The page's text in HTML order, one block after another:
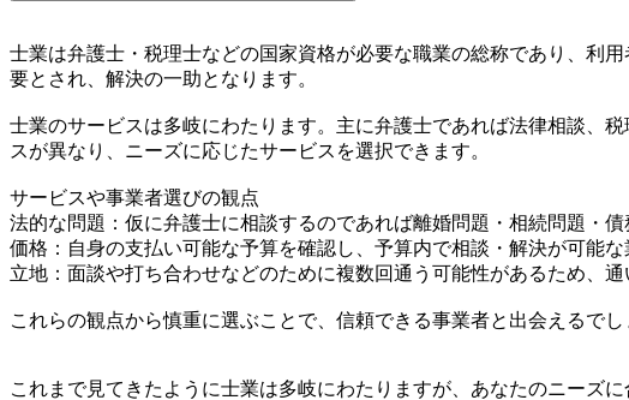
士業は弁護士・税理士などの国家資格が必要な職業の総称であり、利
要とされ、解決の一助となります。
士業のサービスは多岐にわたります。主に弁護士であれば法律相談、
スが異なり、ニーズに応じたサービスを選択できます。
サービスや事業者選びの観点
法的な問題：仮に弁護士に相談するのであれば離婚問題・相続問題・
価格：自身の支払い可能な予算を確認し、予算内で相談・解決が可能な
立地：面談や打ち合わせなどのために複数回通う可能性があるため、
これらの観点から慎重に選ぶことで、信頼できる事業者と出会えるでし
これまで見てきたように士業は多岐にわたりますが、あなたのニーズに